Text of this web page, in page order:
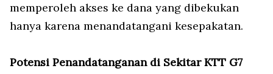
memperoleh akses ke dana yang dibekukan
hanya karena menandatangani kesepakatan.
Potensi Penandatanganan di Sekitar KTT G7